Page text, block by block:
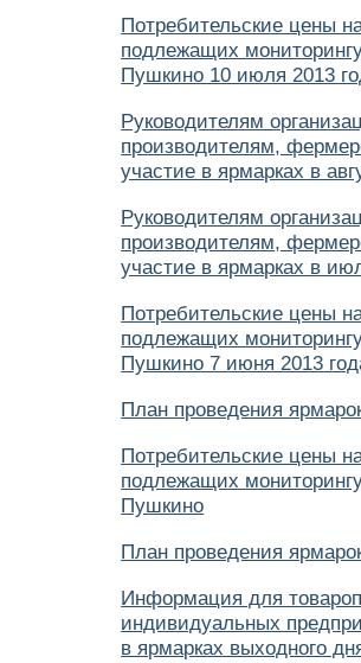
Потребительские цены
подлежащих
Пушкино 10 июля 2013
Руководителям
производителям,
участие в ярмарках в
Руководителям
производителям,
участие в ярмарках в
Потребительские цены
подлежащих
Пушкино 7 июня 2013
План проведения
Потребительские цены
подлежащих
Пушкино
План проведения
Информация для
индивидуальных
в ярмарках выходного